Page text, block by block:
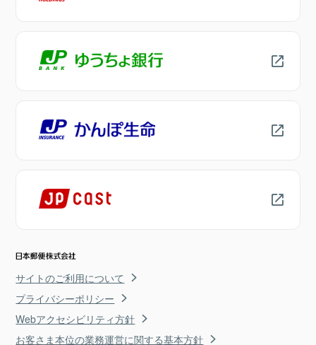
サイトのご利用について
プライバシーポリシー
Webアクセシビリティ方針
お客さま本位の業務運営に関する基本方針